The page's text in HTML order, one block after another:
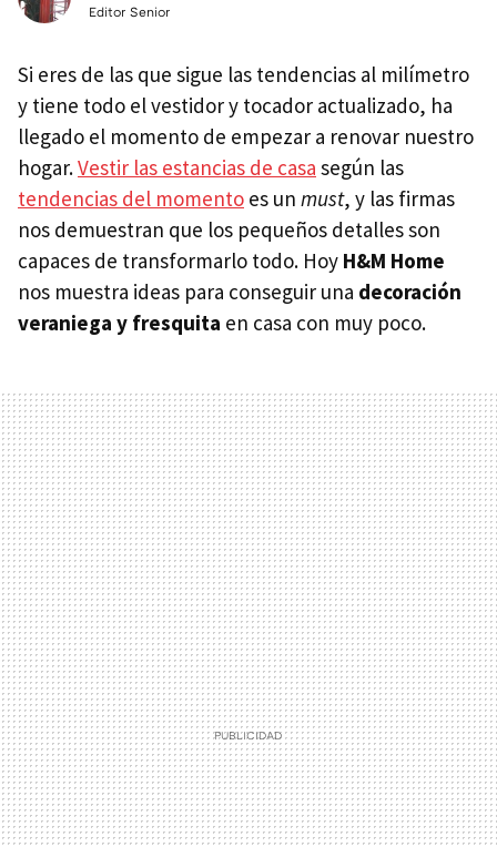
Editor Senior
Si eres de las que sigue las tendencias al milímetro
y tiene todo el vestidor y tocador actualizado, ha
llegado el momento de empezar a renovar nuestro
hogar.Vestir las estancias de casa según las
tendencias del momento es un must, y las firmas
nos demuestran que los pequeños detalles son
capaces de transformarlo todo. Hoy H&M Home
nos muestra ideas para conseguir una decoración
veraniega y fresquita en casa con muy poco.